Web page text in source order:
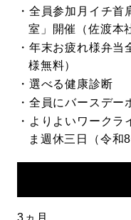
全員参加月イチ首
室」開催（佐渡本
年末お疲れ様弁当
様無料）
選べる健康診断
全員にバースデー
よりよいワークラ
ま週休三日（令和